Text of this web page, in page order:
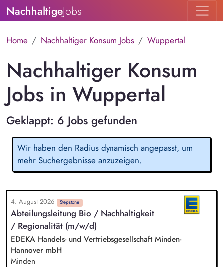
NachhaltigeJobs
Home Nachhaltiger Konsum Jobs Wuppertal
Nachhaltiger Konsum
Jobs in Wuppertal
Geklappt: 6 Jobs gefunden
Wir haben den Radius dynamisch angepasst, um
mehr Suchergebnisse anzuzeigen.
4. August 2026 Stepstone
Abteilungsleitung Bio / Nachhaltigkeit
/ Regionalität (m/w/d)
EDEKA Handels- und Vertriebsgesellschaft Minden-
Hannover mbH
Minden